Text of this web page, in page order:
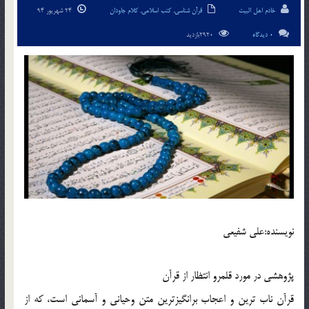
خادم اهل البیت قرآن شناسی,کتب اسلامی,کلام جاودان
0 دیدگاه
نویسنده:علی شفیعی
پژوهشی در مورد قلمرو انتظار از قرآن
قرآن ناب ترین و اعجاب برانگیزترین متن وحیانی و آسمانی است، که از